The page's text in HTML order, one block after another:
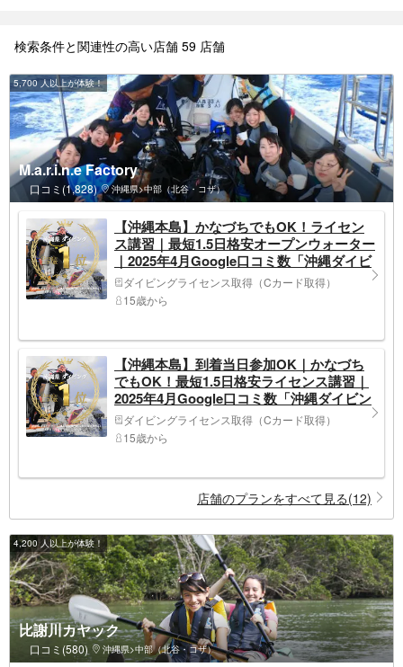
検索条件と関連性の高い店舗 59 店舗
5,700 人以上が体験！
M.a.r.i.n.e Factory
口コミ(1,828) 沖縄県>中部（北谷・コザ）
【沖縄本島】かなづちでもOK！ライセン
ス講習｜最短1.5日格安オープンウォーター
｜2025年4月Google口コミ数「沖縄ダイビ
ング」第1位
ダイビングライセンス取得（Cカード取得）
15歳から
【沖縄本島】到着当日参加OK｜かなづち
でもOK！最短1.5日格安ライセンス講習｜
2025年4月Google口コミ数「沖縄ダイビン
グ」第1位
ダイビングライセンス取得（Cカード取得）
15歳から
店舗のプランをすべて見る(12)
4,200 人以上が体験！
比謝川カヤック
口コミ(580) 沖縄県>中部（北谷・コザ）